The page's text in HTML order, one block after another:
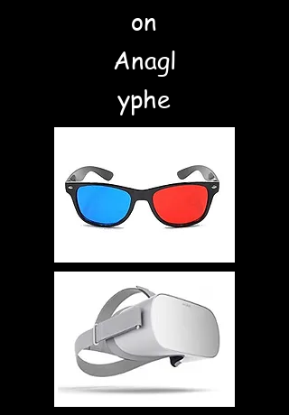
on
Anagl
yphe